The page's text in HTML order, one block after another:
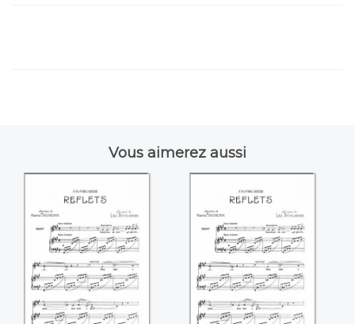
Vous aimerez aussi
Reflets ((Lili
Boulanger))
Reflets (Lili
Boulanger)